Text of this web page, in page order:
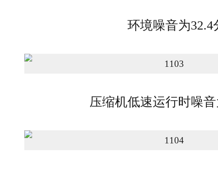
环境噪音为32.4
压缩机低速运行时噪音